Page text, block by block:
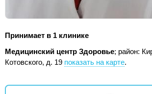
Принимает в 1 клинике
Медицинский центр Здоровье; район:
Котовского, д. 19 показать на карте.